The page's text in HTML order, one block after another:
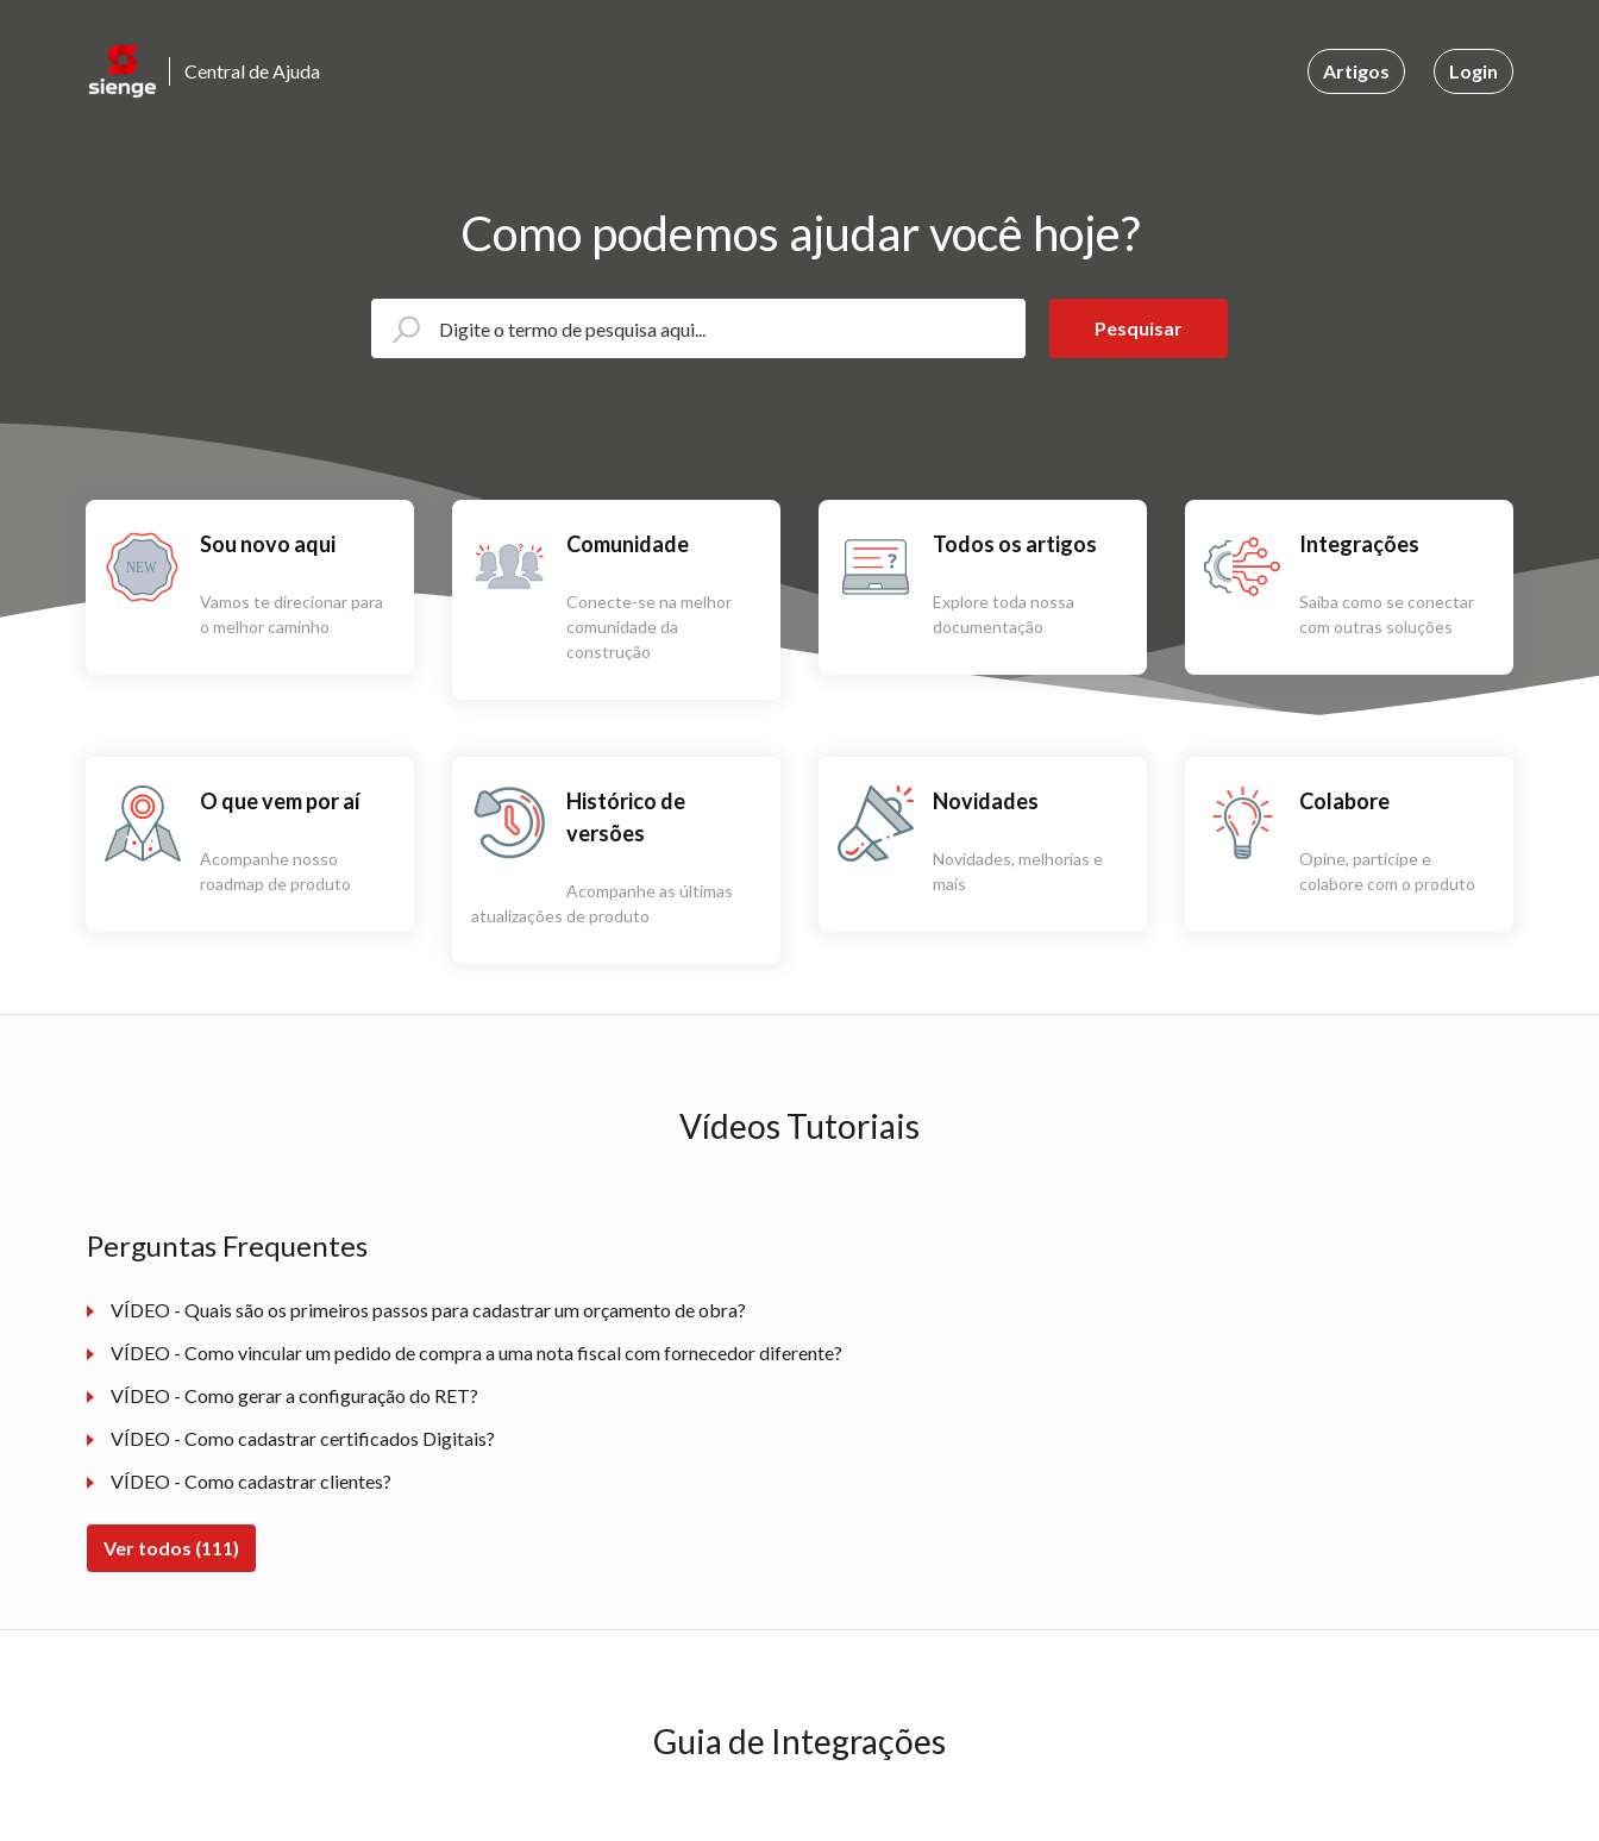
Central de Ajuda Artigos Login
Como podemos ajudar você hoje?
Pesquisar
NEW
Sou novo aqui
Vamos te direcionar para
o melhor caminho
Comunidade
Conecte-se na melhor
comunidade da
construção
Todos os artigos
Explore toda nossa
documentação
Integrações
Saiba como se conectar
com outras soluções
O que vem por aí
Acompanhe nosso
roadmap de produto
Histórico de
versões
Acompanhe as últimas
atualizações de produto
Novidades
Novidades, melhorias e
mais
Colabore
Opine, participe e
colabore com o produto
Vídeos Tutoriais
Perguntas Frequentes
VÍDEO - Quais são os primeiros passos para cadastrar um orçamento de obra?
VÍDEO - Como vincular um pedido de compra a uma nota fiscal com fornecedor diferente?
VÍDEO - Como gerar a configuração do RET?
VÍDEO - Como cadastrar certificados Digitais?
VÍDEO - Como cadastrar clientes?
Ver todos (111)
Guia de Integrações